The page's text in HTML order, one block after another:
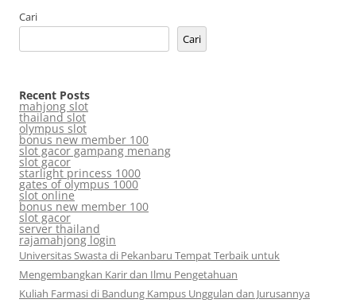
Cari
Cari
Recent Posts
mahjong slot
thailand slot
olympus slot
bonus new member 100
slot gacor gampang menang
slot gacor
starlight princess 1000
gates of olympus 1000
slot online
bonus new member 100
slot gacor
server thailand
rajamahjong login
Universitas Swasta di Pekanbaru Tempat Terbaik untuk
Mengembangkan Karir dan Ilmu Pengetahuan
Kuliah Farmasi di Bandung Kampus Unggulan dan Jurusannya